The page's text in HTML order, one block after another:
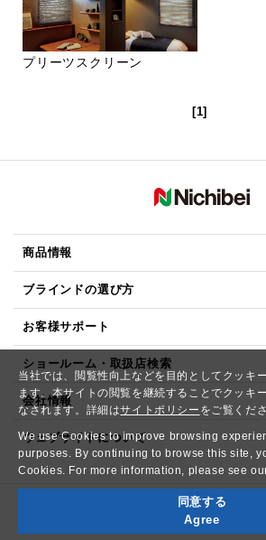
当社では、閲覧性向上などを目的としてクッキ
ます。本サイトの閲覧を継続することでクッキ
なされます。詳細はサイトポリシー をご覧くださ
We use Cookies to improve browsing
purposes. By continuing to browse this site,
Cookies. For more information, please see
同意する
Agree
プリーツスクリーン
[1]
商品情報
ブラインドの選び方
お客様サポート
ショールーム・取扱店検索
会社情報
ウェブサイトについて
Copyright© NICHIBEI CO.,LTD. All Rights